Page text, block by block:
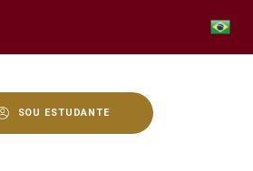
SOU ESTUDANTE